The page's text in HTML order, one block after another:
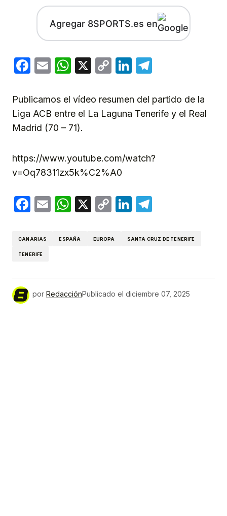
Agregar 8SPORTS.es en
Facebook
EmailWhatsApp
X
CopyLinkedIn
Publicamos el vídeo resumen del partido de la
Liga ACB entre el La Laguna Tenerife y el Real
Madrid (70 – 71).
https://www.youtube.com/watch?
v=Oq78311zx5k%C2%A0
Facebook
EmailWhatsApp
X
CopyLinkedIn
CANARIAS ESPAÑA EUROPA SANTA CRUZ DE TENERIFE
TENERIFE
por RedacciónPublicado el diciembre 07, 2025